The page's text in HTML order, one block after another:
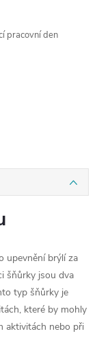
pracovní den
upevnění brýlí za
šňůrky jsou dva
typ šňůrky je
které by mohly
aktivitách nebo při